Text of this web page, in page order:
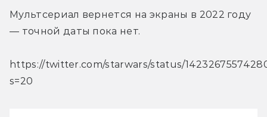
Мультсериал вернется на экраны в 2022 году
— точной даты пока нет.
https://twitter.com/starwars/status/
s=20